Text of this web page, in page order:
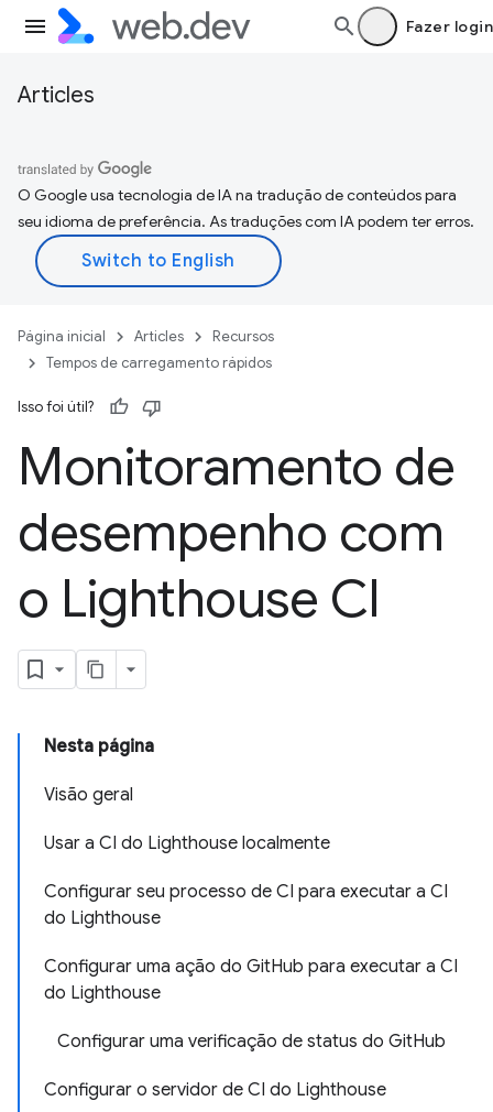
Fazer login
Articles
O Google usa tecnologia de IA na tradução de conteúdos para
seu idioma de preferência. As traduções com IA podem ter erros.
Página inicial Articles
Recursos
Tempos de carregamento rápidos
Isso foi útil?
Monitoramento de
desempenho com
o Lighthouse CI
Nesta página
Visão geral
Usar a CI do Lighthouse localmente
Configurar seu processo de CI para executar a CI
do Lighthouse
Configurar uma ação do GitHub para executar a CI
do Lighthouse
Configurar uma verificação de status do GitHub
Configurar o servidor de CI do Lighthouse